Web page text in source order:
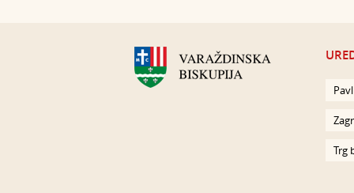
Trg